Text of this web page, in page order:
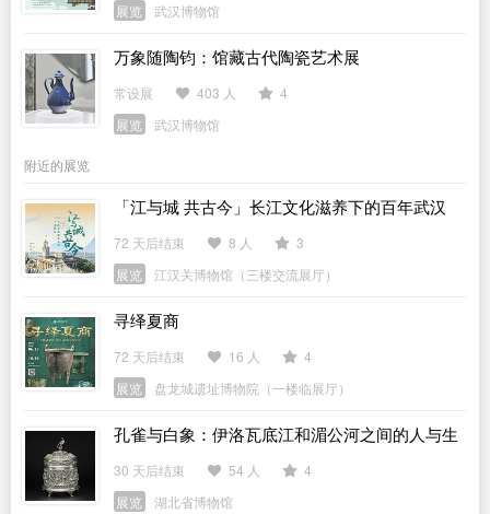
展览
武汉博物馆
万象随陶钧：馆藏古代陶瓷艺术展
常设展 403 人
4
展览
武汉博物馆
附近的展览
「江与城 共古今」长江文化滋养下的百年武汉
72 天后结束 8 人
3
展览
江汉关博物馆（三楼交流展厅）
寻绎夏商
72 天后结束 16 人
4
展览
盘龙城遗址博物院（一楼临展厅）
孔雀与白象：伊洛瓦底江和湄公河之间的人与生
活
30 天后结束 54 人
4
展览
湖北省博物馆